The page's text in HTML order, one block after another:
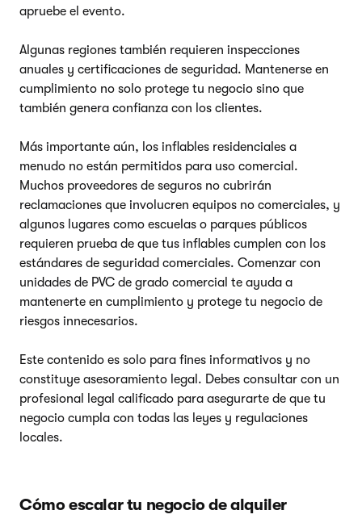
apruebe el evento.
Algunas regiones también requieren inspecciones
anuales y certificaciones de seguridad. Mantenerse en
cumplimiento no solo protege tu negocio sino que
también genera confianza con los clientes.
Más importante aún, los inflables residenciales a
menudo no están permitidos para uso comercial.
Muchos proveedores de seguros no cubrirán
reclamaciones que involucren equipos no comerciales, y
algunos lugares como escuelas o parques públicos
requieren prueba de que tus inflables cumplen con los
estándares de seguridad comerciales. Comenzar con
unidades de PVC de grado comercial te ayuda a
mantenerte en cumplimiento y protege tu negocio de
riesgos innecesarios.
Este contenido es solo para fines informativos y no
constituye asesoramiento legal. Debes consultar con un
profesional legal calificado para asegurarte de que tu
negocio cumpla con todas las leyes y regulaciones
locales.
Cómo escalar tu negocio de alquiler